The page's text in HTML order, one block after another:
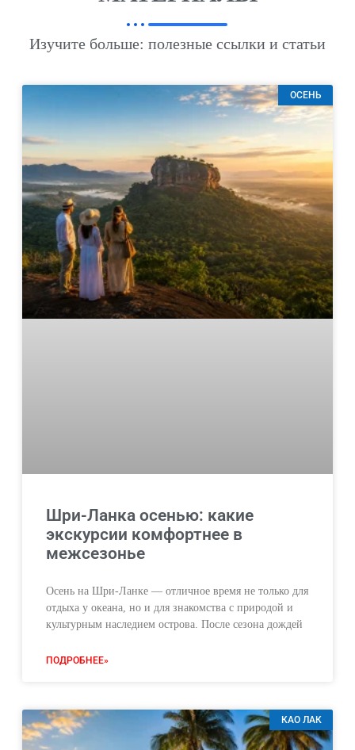
Изучите больше: полезные ссылки и статьи
ОСЕНЬ
Шри-Ланка осенью: какие
экскурсии комфортнее в
межсезонье
Осень на Шри-Ланке — отличное время не только для
отдыха у океана, но и для знакомства с природой и
культурным наследием острова. После сезона дождей
ПОДРОБНЕЕ»
КАО ЛАК